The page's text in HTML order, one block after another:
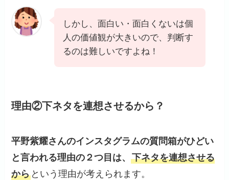
しかし、面白い・面白くないは個
人の価値観が大きいので、判断す
るのは難しいですよね！
理由②下ネタを連想させるから？
平野紫耀さんのインスタグラムの質問箱がひどい
と言われる理由の２つ目は、下ネタを連想させる
から という理由が考えられます。